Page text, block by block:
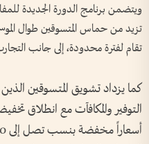
ويتضمن برنامج الدورة الجديدة
تزيد من حماس المتسوقين طوال
تقام لفترة محدودة، إلى جانب التجارب
كما يزداد تشويق المتسوقين
التوفير والمكافآت مع انطلاق